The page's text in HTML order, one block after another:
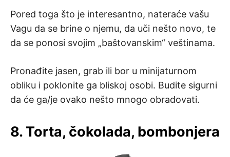
Pored toga što je interesantno, nateraće vašu
Vagu da se brine o njemu, da uči nešto novo, te
da se ponosi svojim „baštovanskim“ veštinama.
Pronađite jasen, grab ili bor u minijaturnom
obliku i poklonite ga bliskoj osobi. Budite sigurni
da će ga/je ovako nešto mnogo obradovati.
8. Torta, čokolada, bombonjera